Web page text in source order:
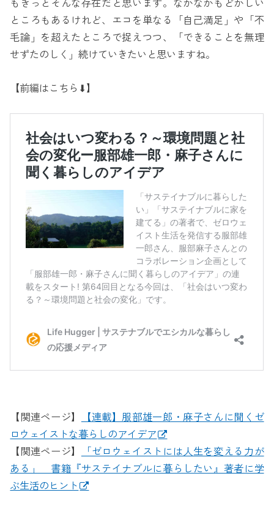
もきっとそんな存在だと思います。なかなかもどかしい
ところもあるけれど、エコを単なる「自己満足」や「不
毛論」を超えたところで捉えつつ、「できることを無理
せずたのしく」続けていきたいと思いますね。
【前編はこちら⬇︎】
【関連ページ】
【連載】服部雄一郎・麻子さんに聞くゼ
ロウェイストな暮らしのアイデア
【関連ページ】
「ゼロウェイストには人生を変える力が
ある」 書籍『サステイナブルに暮らしたい』著者に学
ぶ生活のヒント